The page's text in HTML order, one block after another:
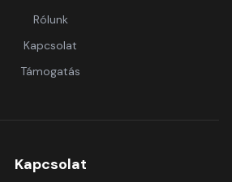
Rólunk
Kapcsolat
Támogatás
Kapcsolat